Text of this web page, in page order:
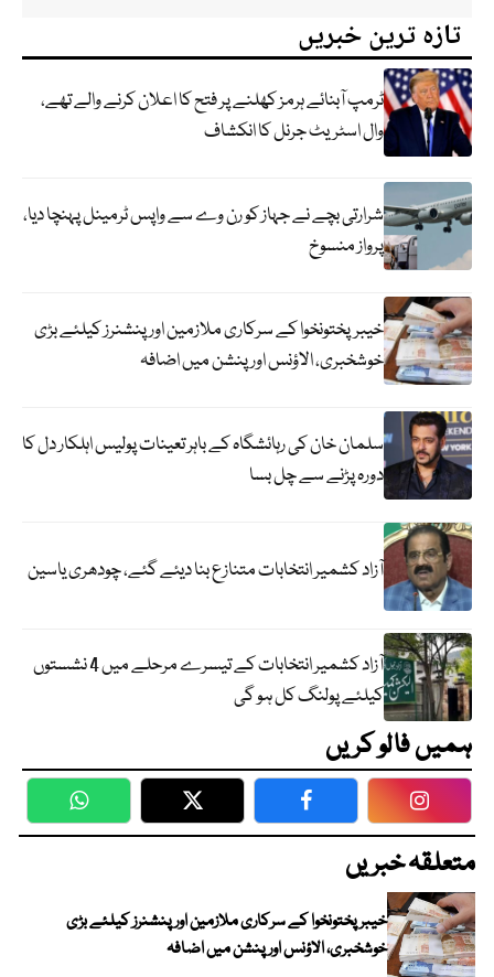
تازہ ترین خبریں
ٹرمپ آبنائے ہرمز کھلنے پر فتح کا اعلان کرنے والے تھے،
وال اسٹریٹ جرنل کا انکشاف
شرارتی بچے نے جہاز کو رن وے سے واپس ٹرمینل پہنچا دیا،
پرواز منسوخ
خیبرپختونخوا کے سرکاری ملازمین اور پنشنرز کیلئے بڑی
خوشخبری، الاؤنس اور پنشن میں اضافہ
سلمان خان کی رہائشگاہ کے باہر تعینات پولیس اہلکار دل کا
دورہ پڑنے سے چل بسا
آزاد کشمیر انتخابات متنازع بنا دیئے گئے، چودھری یاسین
آزاد کشمیر انتخابات کے تیسرے مرحلے میں 4 نشستوں
کیلئے پولنگ کل ہو گی
ہمیں فالو کریں
WhatsApp Twitter Facebook
متعلقہ خبریں
خیبرپختونخوا کے سرکاری ملازمین اور پنشنرز کیلئے بڑی
خوشخبری، الاؤنس اور پنشن میں اضافہ